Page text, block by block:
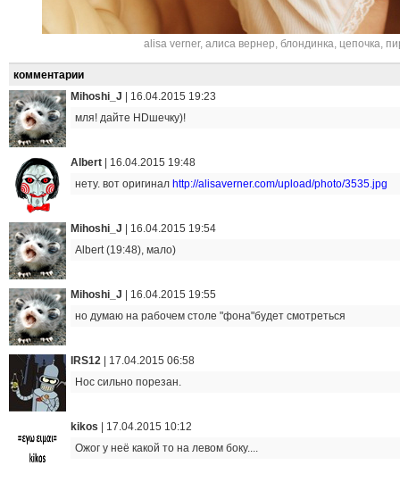
alisa verner, алиса вернер, блондинка, цепочка,
комментарии
Mihoshi_J
16.04.2015 19:23
мля! дайте HDшечку)!
Albert
16.04.2015 19:48
нету. вот оригинал http://alisaverner.com/upload/photo/3535.jpg
Mihoshi_J
16.04.2015 19:54
Albert (19:48), мало)
Mihoshi_J
16.04.2015 19:55
но думаю на рабочем столе "фона"будет смотреться
IRS12
17.04.2015 06:58
Нос сильно порезан.
kikos
17.04.2015 10:12
Ожог у неё какой то на левом боку....